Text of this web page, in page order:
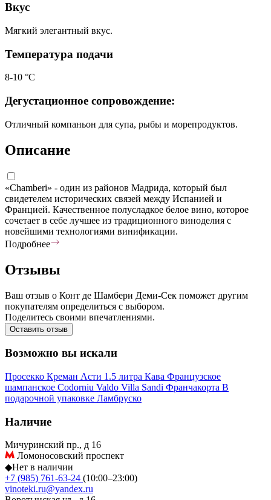
Вкус
Мягкий элегантный вкус.
Температура подачи
8-10 °C
Дегустационное сопровождение:
Отличный компаньон для супа, рыбы и морепродуктов.
Описание
«Chamberi» - один из районов Мадрида, который был
свидетелем исторических связей между Испанией и
Францией. Качественное полусладкое белое вино, которое
сочетает в себе лучшее из традиционного виноделия с
новейшими технологиями винификации.
Подробнее
Отзывы
Ваш отзыв о Конт де Шамбери Деми-Сек поможет другим
покупателям определиться с выбором.
Поделитесь своими впечатлениями.
Оставить отзыв
Возможно вы искали
Просекко Креман Асти 1.5 литра Кава Французское
шампанское Codorniu Valdo Villa Sandi Франчакорта В
подарочной упаковке Ламбруско
Наличие
Мичуринский пр., д 16
Ломоносовский проспект
◆Нет в наличии
+7 (985) 761-63-24 (10:00–23:00)
vinoteki.ru@yandex.ru